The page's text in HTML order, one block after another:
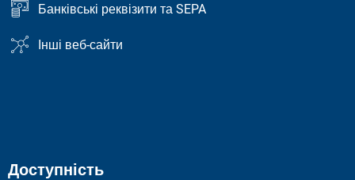
Банківські реквізити та SEPA
Інші веб-сайти
Доступність